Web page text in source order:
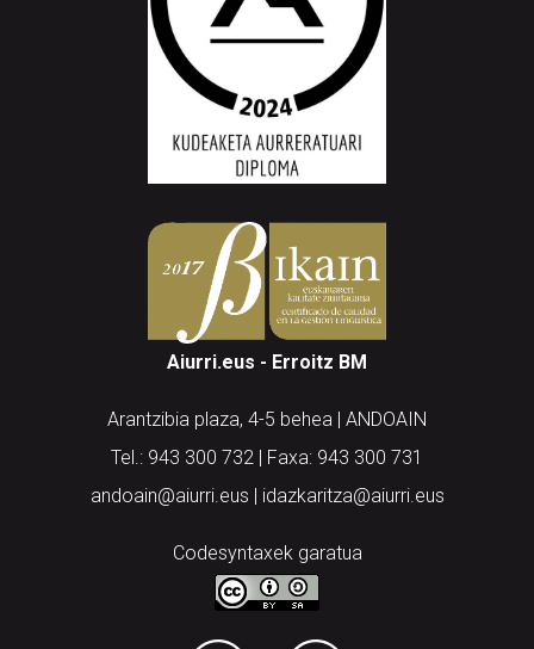
Aiurri.eus - Erroitz BM
Arantzibia plaza, 4-5 behea | ANDOAIN
Tel.: 943 300 732 | Faxa: 943 300 731
andoain@aiurri.eus | idazkaritza@aiurri.eus
Codesyntaxek garatua